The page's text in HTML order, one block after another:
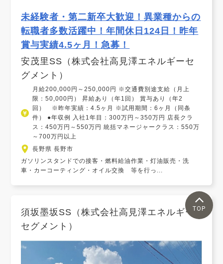
未経験者・第二新卒大歓迎！異業種からの
転職者多数活躍中！年間休日124日！昨年
賞与実績4.5ヶ月！急募！
安茂里SS（株式会社高見澤エネルギーセ
グメント）
月給200,000円～250,000円 ※交通費別途支給（月上
限：50,000円） 昇給あり（年1回） 賞与あり（年2
回） ※昨年実績：4.5ヶ月 ※試用期間：6ヶ月（同条
件） ●年収例 入社1年目：300万円～350万円 店長クラ
ス：450万円～550万円 統括マネージャークラス：550万
～700万円以上
長野県 長野市
ガソリンスタンドでの接客・燃料給油作業・灯油販売・洗
車・カーコーティング・オイル交換 等を行っ...
須坂墨坂SS（株式会社高見澤エネルギー
セグメント）
TOP